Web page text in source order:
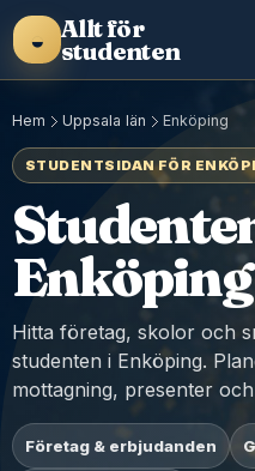
◒ Allt för
studenten
Hem Uppsala län Enköping
STUDENTSIDAN FÖR
Enköping
Hitta företag, skolor och
studenten i Enköping.
mottagning, presenter
Företag & erbjudanden